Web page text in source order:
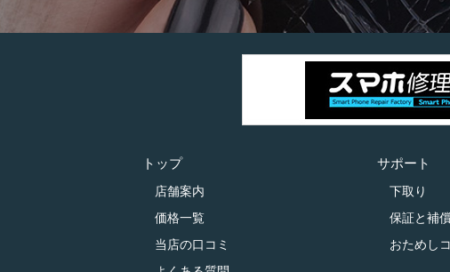
トップ
店舗案内
価格一覧
当店の口コミ
サポート
下取り
保証と補
おためし